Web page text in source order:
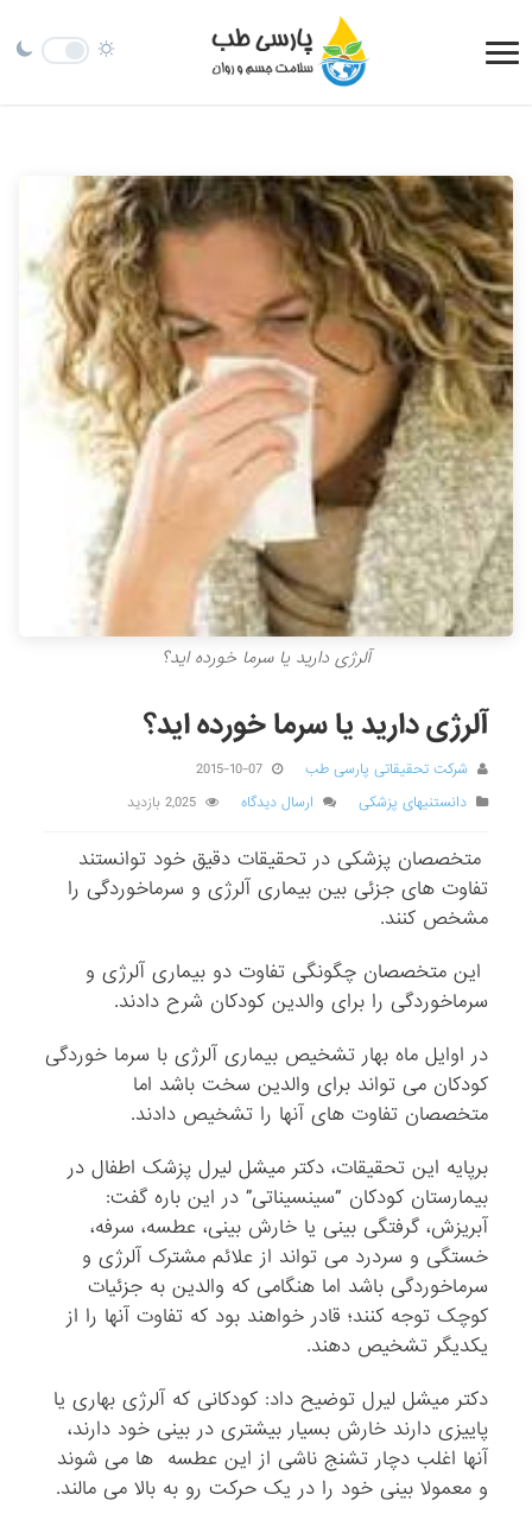
آلرژی دارید یا سرما خورده اید؟
آلرژی دارید یا سرما خورده اید؟
شرکت تحقیقاتی پارسی طب
2015-10-07
دانستنیهای پزشکی
ارسال دیدگاه 2,025 بازدید
متخصصان پزشکی در تحقیقات دقیق خود توانستند
تفاوت های جزئی بین بیماری آلرژی و سرماخوردگی را
مشخص کنند.
این متخصصان چگونگی تفاوت دو بیماری آلرژی و
سرماخوردگی را برای والدین کودکان شرح دادند.
در اوایل ماه بهار تشخیص بیماری آلرژی با سرما خوردگی
کودکان می تواند برای والدین سخت باشد اما
متخصصان تفاوت های آنها را تشخیص دادند.
برپایه این تحقیقات، دکتر میشل لیرل پزشک اطفال در
بیمارستان کودکان “سینسیناتی” در این باره گفت:
آبریزش، گرفتگی بینی یا خارش بینی، عطسه، سرفه،
خستگی و سردرد می تواند از علائم مشترک آلرژی و
سرماخوردگی باشد اما هنگامی که والدین به جزئیات
کوچک توجه کنند؛ قادر خواهند بود که تفاوت آنها را از
یکدیگر تشخیص دهند.
دکتر میشل لیرل توضیح داد: کودکانی که آلرژی بهاری یا
پاییزی دارند خارش بسیار بیشتری در بینی خود دارند،
آنها اغلب دچار تشنج ناشی از این عطسه ها می شوند
و معمولا بینی خود را در یک حرکت رو به بالا می مالند.